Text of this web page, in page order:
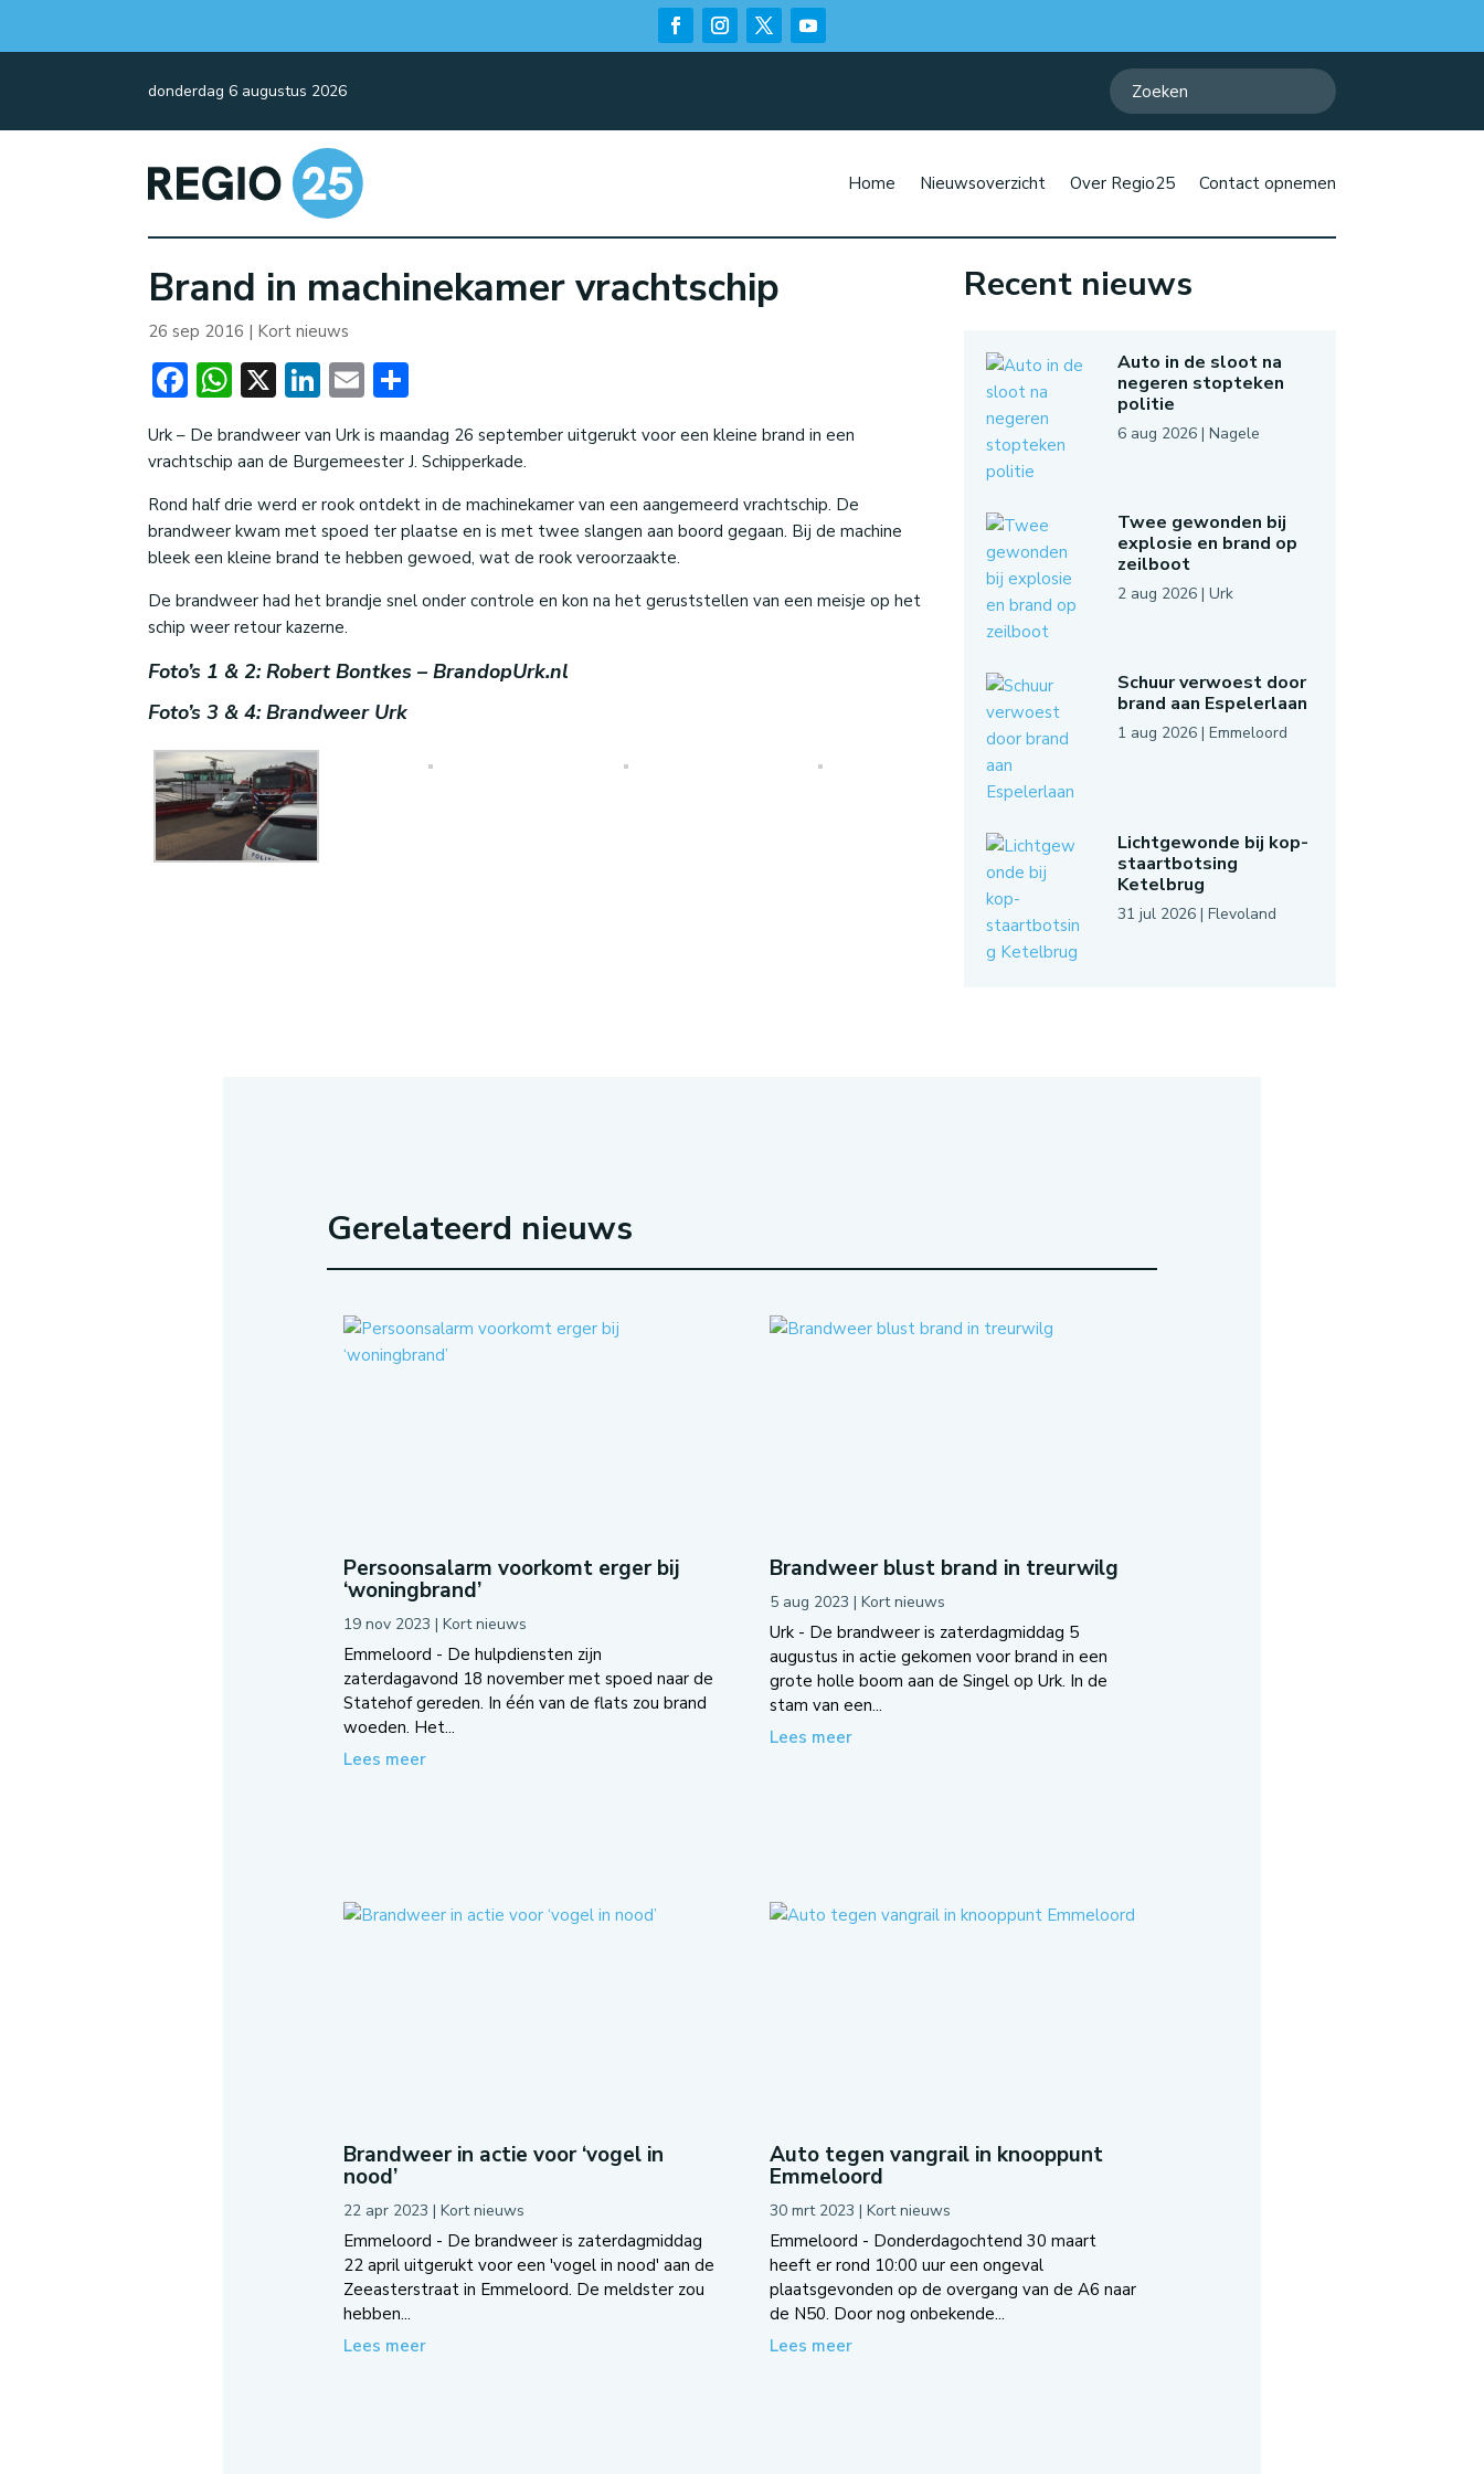
donderdag 6 augustus 2026
Home Nieuwsoverzicht Over Regio25 Contact opnemen
Brand in machinekamer vrachtschip
26 sep 2016 | Kort nieuws
Facebook
WhatsApp
X LinkedIn
Email
Urk – De brandweer van Urk is maandag 26 september uitgerukt voor een kleine brand in een
vrachtschip aan de Burgemeester J. Schipperkade.
Rond half drie werd er rook ontdekt in de machinekamer van een aangemeerd vrachtschip. De
brandweer kwam met spoed ter plaatse en is met twee slangen aan boord gegaan. Bij de machine
bleek een kleine brand te hebben gewoed, wat de rook veroorzaakte.
De brandweer had het brandje snel onder controle en kon na het geruststellen van een meisje op het
schip weer retour kazerne.
Foto’s 1 & 2: Robert Bontkes – BrandopUrk.nl
Foto’s 3 & 4: Brandweer Urk
Recent nieuws
Auto in de sloot na
negeren stopteken
politie
6 aug 2026| Nagele
Twee gewonden bij
explosie en brand op
zeilboot
2 aug 2026| Urk
Schuur verwoest door
brand aan Espelerlaan
1 aug 2026| Emmeloord
Lichtgewonde bij kop-
staartbotsing
Ketelbrug
31 jul 2026| Flevoland
Gerelateerd nieuws
Persoonsalarm voorkomt erger bij
‘woningbrand’
19 nov 2023 | Kort nieuws
Emmeloord - De hulpdiensten zijn
zaterdagavond 18 november met spoed naar de
Statehof gereden. In één van de flats zou brand
woeden. Het...
Lees meer
Brandweer blust brand in treurwilg
5 aug 2023 | Kort nieuws
Urk - De brandweer is zaterdagmiddag 5
augustus in actie gekomen voor brand in een
grote holle boom aan de Singel op Urk. In de
stam van een...
Lees meer
Brandweer in actie voor ‘vogel in
nood’
22 apr 2023 | Kort nieuws
Emmeloord - De brandweer is zaterdagmiddag
22 april uitgerukt voor een 'vogel in nood' aan de
Zeeasterstraat in Emmeloord. De meldster zou
hebben...
Lees meer
Auto tegen vangrail in knooppunt
Emmeloord
30 mrt 2023 | Kort nieuws
Emmeloord - Donderdagochtend 30 maart
heeft er rond 10:00 uur een ongeval
plaatsgevonden op de overgang van de A6 naar
de N50. Door nog onbekende...
Lees meer